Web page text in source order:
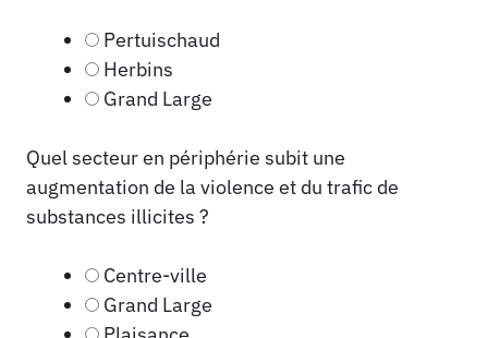
Pertuischaud
Herbins
Grand Large
Quel secteur en périphérie subit une
augmentation de la violence et du trafic de
substances illicites ?
Centre-ville
Grand Large